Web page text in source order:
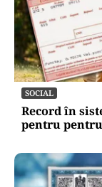
SOCIAL
Record în
pentru